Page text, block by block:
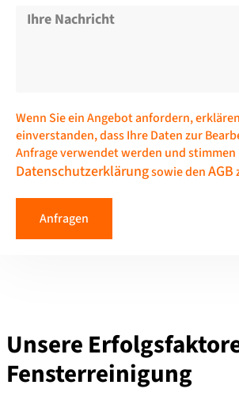
Wenn Sie ein Angebot anfordern,
einverstanden, dass Ihre Daten zur
Anfrage verwendet werden und
Datenschutzerklärungsowie denAGB
Anfragen
Unsere
Fensterreinigung